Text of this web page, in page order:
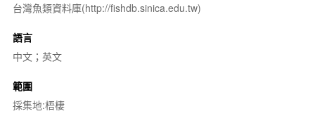
台灣魚類資料庫(http://fishdb.sinica.edu.tw)
語言
中文；英文
範圍
採集地:梧棲